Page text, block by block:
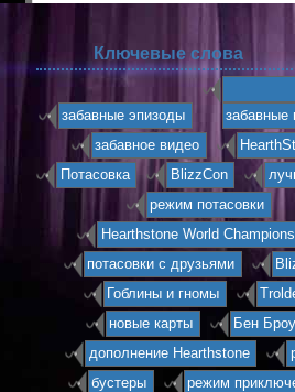
Ключевые слова
забавные эпизоды
забавные
забавное видео
Потасовка
BlizzCon
режим потасовки
Hearthstone World
потасовки с друзьями
Гоблины и гномы
новые карты
Бен
дополнение Hearthstone
бустеры
режим